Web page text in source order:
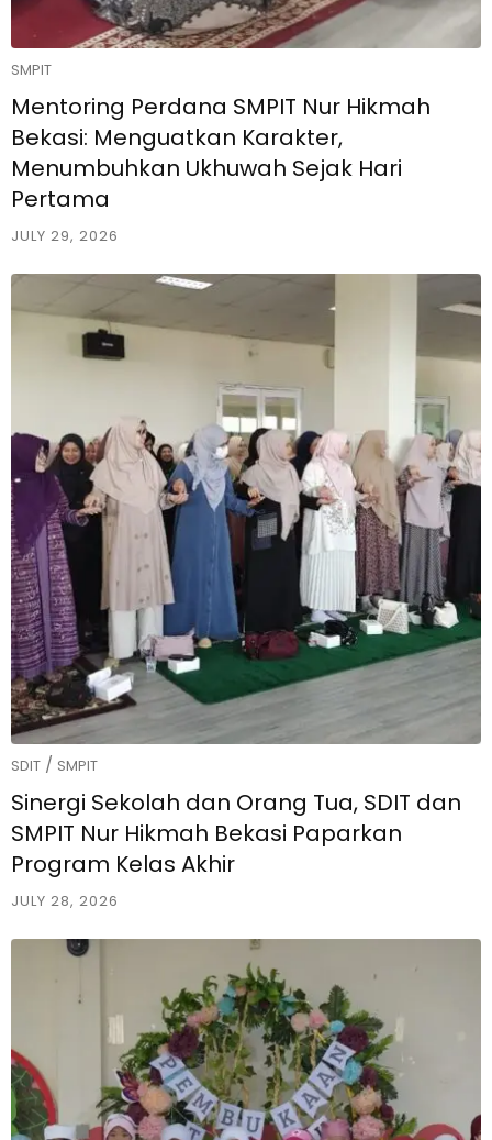
SMPIT
Mentoring Perdana SMPIT Nur Hikmah
Bekasi: Menguatkan Karakter,
Menumbuhkan Ukhuwah Sejak Hari
Pertama
JULY 29, 2026
SDIT / SMPIT
Sinergi Sekolah dan Orang Tua, SDIT dan
SMPIT Nur Hikmah Bekasi Paparkan
Program Kelas Akhir
JULY 28, 2026